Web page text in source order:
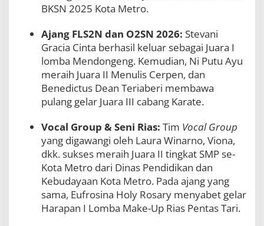
BKSN 2025 Kota Metro.
Ajang FLS2N dan O2SN 2026: Stevani
Gracia Cinta berhasil keluar sebagai Juara I
lomba Mendongeng. Kemudian, Ni Putu Ayu
meraih Juara II Menulis Cerpen, dan
Benedictus Dean Teriaberi membawa
pulang gelar Juara III cabang Karate.
Vocal Group & Seni Rias: Tim Vocal Group
yang digawangi oleh Laura Winarno, Viona,
dkk. sukses meraih Juara II tingkat SMP se-
Kota Metro dari Dinas Pendidikan dan
Kebudayaan Kota Metro. Pada ajang yang
sama, Eufrosina Holy Rosary menyabet gelar
Harapan I Lomba Make-Up Rias Pentas Tari.